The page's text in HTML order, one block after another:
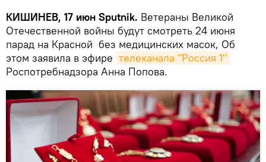
КИШИНЕВ, 17 июн Sputnik. Ветераны Великой
Отечественной войны будут смотреть 24 июня
парад на Красной без медицинских масок, Об
этом заявила в эфире телеканала "Россия 1"
Роспотребнадзора Анна Попова.